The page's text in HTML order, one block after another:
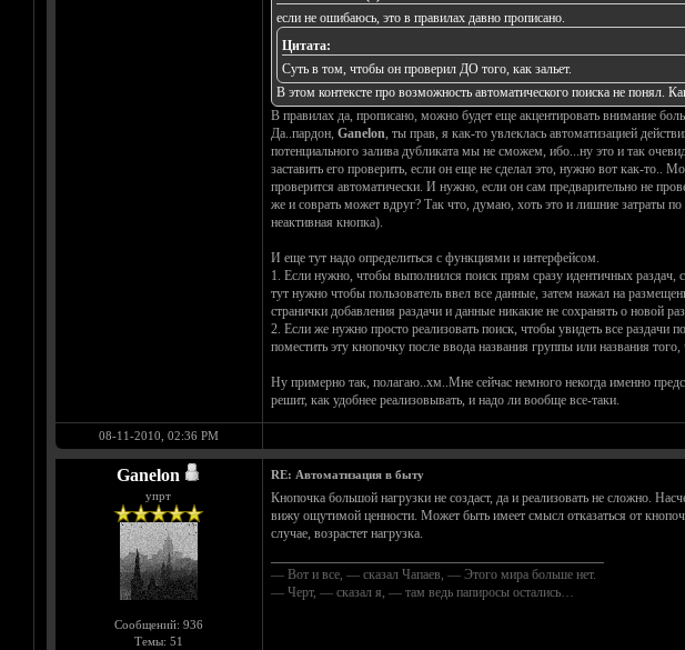
если не ошибаюсь, это в правилах давно прописано.
Цитата:
Суть в том, чтобы он проверил ДО того, как зальет.
В этом контексте про возможность автоматического поиска не понял.
В правилах да, прописано, можно будет еще акцентировать внимание
Да..пардон, Ganelon, ты прав, я как-то увлеклась автоматизацией
потенциального залива дубликата мы не сможем, ибо...ну это и так
заставить его проверить, если он еще не сделал это, нужно вот как-то..
проверится автоматически. И нужно, если он сам предварительно не
же и соврать может вдруг? Так что, думаю, хоть это и лишние затраты
неактивная кнопка).
И еще тут надо определиться с функциями и интерфейсом.
1. Если нужно, чтобы выполнился поиск прям сразу идентичных раздач,
тут нужно чтобы пользователь ввел все данные, затем нажал на
странички добавления раздачи и данные никакие не сохранять о новой
2. Если же нужно просто реализовать поиск, чтобы увидеть все раздачи
поместить эту кнопочку после ввода названия группы или названия
Ну примерно так, полагаю..хм..Мне сейчас немного некогда именно
решит, как удобнее реализовывать, и надо ли вообще все-таки.
08-11-2010, 02:36 PM
Ganelon
упрт
Сообщений: 936
Темы: 51
RE: Автоматизация в быту
Кнопочка большой нагрузки не создаст, да и реализовать не сложно.
вижу ощутимой ценности. Может быть имеет смысл отказаться от
случае, возрастет нагрузка.
— Вот и все, — сказал Чапаев, — Этого мира больше нет.
— Черт, — сказал я, — там ведь папиросы остались…